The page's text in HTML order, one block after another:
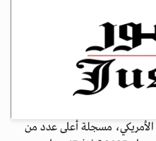
الأمريكي، مسجلة أعلى عدد من